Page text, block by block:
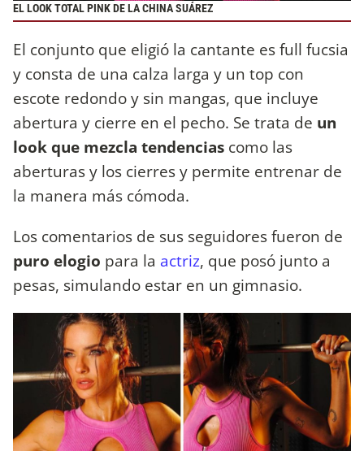
EL LOOK TOTAL PINK DE LA CHINA SUÁREZ
El conjunto que eligió la cantante es full fucsia
y consta de una calza larga y un top con
escote redondo y sin mangas, que incluye
abertura y cierre en el pecho. Se trata de un
look que mezcla tendencias como las
aberturas y los cierres y permite entrenar de
la manera más cómoda.
Los comentarios de sus seguidores fueron de
puro elogio para la actriz, que posó junto a
pesas, simulando estar en un gimnasio.